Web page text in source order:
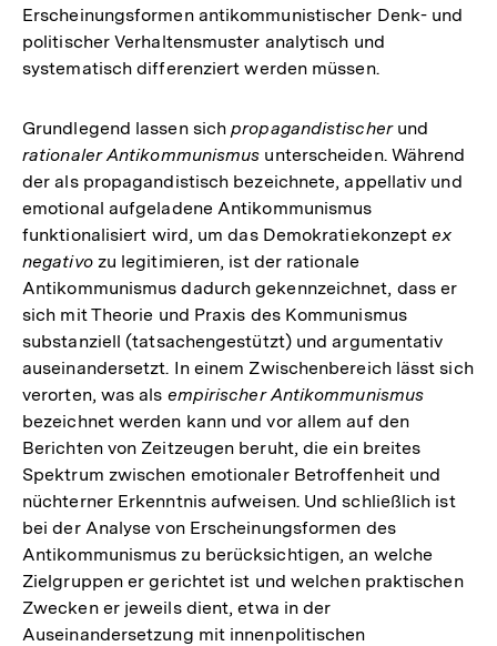
Erscheinungsformen antikommunistischer Denk- und
politischer Verhaltensmuster analytisch und
systematisch differenziert werden müssen.
Grundlegend lassen sichpropagandistischerund
rationaler Antikommunismus unterscheiden. Während
der als propagandistisch bezeichnete, appellativ und
emotional aufgeladene Antikommunismus
funktionalisiert wird, um das Demokratiekonzept ex
negativozu legitimieren, ist der rationale
Antikommunismus dadurch gekennzeichnet, dass er
sich mit Theorie und Praxis des Kommunismus
substanziell (tatsachengestützt) und argumentativ
auseinandersetzt. In einem Zwischenbereich lässt sich
verorten, was als empirischer Antikommunismus
bezeichnet werden kann und vor allem auf den
Berichten von Zeitzeugen beruht, die ein breites
Spektrum zwischen emotionaler Betroffenheit und
nüchterner Erkenntnis aufweisen. Und schließlich ist
bei der Analyse von Erscheinungsformen des
Antikommunismus zu berücksichtigen, an welche
Zielgruppen er gerichtet ist und welchen praktischen
Zwecken er jeweils dient, etwa in der
Auseinandersetzung mit innenpolitischen